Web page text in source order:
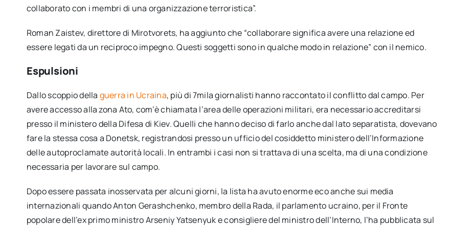
collaborato con i membri di una organizzazione terroristica”.
Roman Zaistev, direttore di Mirotvorets, ha aggiunto che “collaborare significa avere una relazione ed
essere legati da un reciproco impegno. Questi soggetti sono in qualche modo in relazione” con il nemico.
Espulsioni
Dallo scoppio della guerra in Ucraina, più di 7mila giornalisti hanno raccontato il conflitto dal campo. Per
avere accesso alla zona Ato, com’è chiamata l’area delle operazioni militari, era necessario accreditarsi
presso il ministero della Difesa di Kiev. Quelli che hanno deciso di farlo anche dal lato separatista, dovevano
fare la stessa cosa a Donetsk, registrandosi presso un ufficio del cosiddetto ministero dell’Informazione
delle autoproclamate autorità locali. In entrambi i casi non si trattava di una scelta, ma di una condizione
necessaria per lavorare sul campo.
Dopo essere passata inosservata per alcuni giorni, la lista ha avuto enorme eco anche sui media
internazionali quando Anton Gerashchenko, membro della Rada, il parlamento ucraino, per il Fronte
popolare dell’ex primo ministro Arseniy Yatsenyuk e consigliere del ministro dell’Interno, l’ha pubblicata sul